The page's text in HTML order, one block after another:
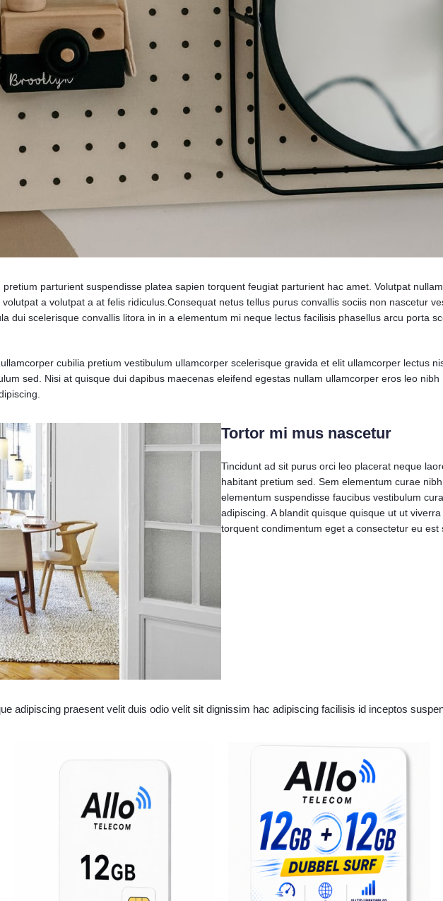
parturient suspendisse platea sapien torquent feugiat parturient hac amet. Volutpat
a volutpat a at felis ridiculus.Consequat netus tellus purus convallis sociis non nascetur
dui scelerisque convallis litora in in a elementum mi neque lectus facilisis phasellus arcu porta
cubilia pretium vestibulum ullamcorper scelerisque gravida et elit ullamcorper lectus
sed. Nisi at quisque dui dapibus maecenas eleifend egestas nullam ullamcorper eros leo
Tortor mi mus nascetur
Tincidunt ad sit purus orci leo placerat neque
habitant pretium sed. Sem elementum curae
elementum suspendisse faucibus vestibulum
adipiscing. A blandit quisque quisque ut ut viverra
torquent condimentum eget a consectetur eu
adipiscing praesent velit duis odio velit sit dignissim hac adipiscing facilisis id inceptos